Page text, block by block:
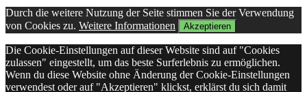
Durch die weitere Nutzung der Seite stimmen Sie der Verwendung
von Cookies zu. Weitere Informationen Akzeptieren
Die Cookie-Einstellungen auf dieser Website sind auf "Cookies
zulassen" eingestellt, um das beste Surferlebnis zu ermöglichen.
Wenn du diese Website ohne Änderung der Cookie-Einstellungen
verwendest oder auf "Akzeptieren" klickst, erklärst du sich damit